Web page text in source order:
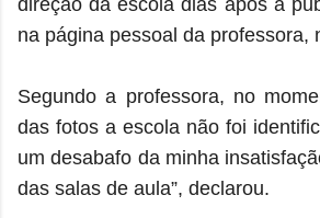
na página pessoal da professora,
Segundo a professora, no
das fotos a escola não foi
um desabafo da minha
das salas de aula”, declarou.